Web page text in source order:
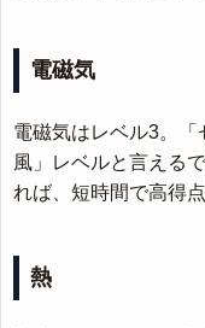
電磁気
電磁気はレベル3。
風」レベルと言える
れば、短時間で高得
熱